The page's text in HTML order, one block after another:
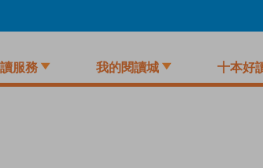
服務 我的閱讀城 十本好